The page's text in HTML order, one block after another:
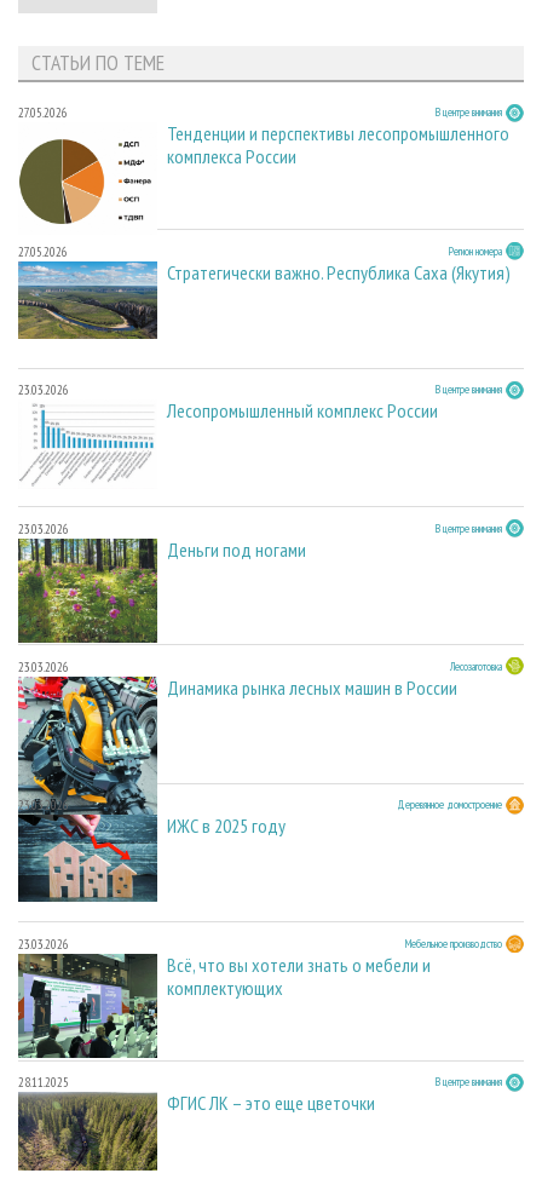
СТАТЬИ ПО ТЕМЕ
27.05.2026 В центре внимания
Тенденции и перспективы лесопромышленного
комплекса России
27.05.2026 Регион номера
Стратегически важно. Республика Саха (Якутия)
23.03.2026 В центре внимания
Лесопромышленный комплекс России
23.03.2026 В центре внимания
Деньги под ногами
23.03.2026 Лесозаготовка
Динамика рынка лесных машин в России
23.03.2026 Деревянное домостроение
ИЖС в 2025 году
23.03.2026 Мебельное производство
Всё, что вы хотели знать о мебели и
комплектующих
28.11.2025 В центре внимания
ФГИС ЛК – это еще цветочки